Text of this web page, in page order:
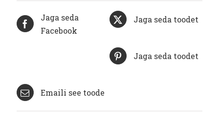
Jaga seda
Facebook
Jaga seda toodet
Jaga seda toodet
Emaili see toode